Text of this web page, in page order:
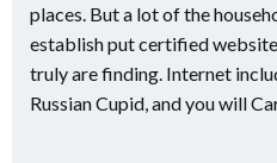
places. But a lot of the
establish put certified
truly are finding. Internet
Russian Cupid, and you will